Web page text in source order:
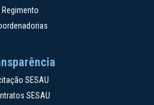
Regimento
SESAU
SESAU